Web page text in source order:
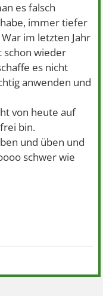
es falsch
immer tiefer
im letzten Jahr
schon wieder
es nicht
anwenden und
von heute auf
bin.
und üben und
schwer wie